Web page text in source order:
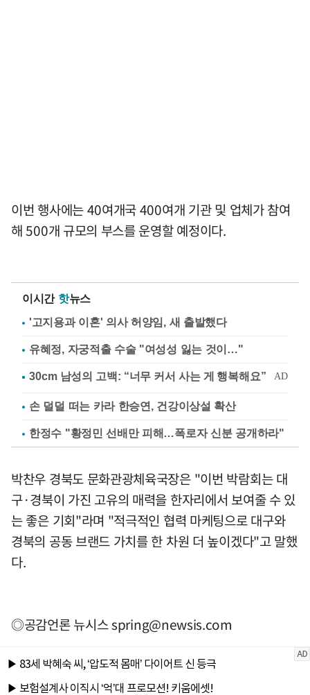
이번 행사에는 40여개국 400여개 기관 및 업체가 참여
해 500개 규모의 부스를 운영할 예정이다.
이시간 핫뉴스
'고지용과 이혼' 의사 허양임, 새 출발했다
유혜정, 자궁적출 수술 "여성성 잃는 것이…"
손 덜덜 떠는 카라 한승연, 건강이상설 확산
한정수 "황정민 선배만 피해…폭로자 신분 공개하라"
박찬우 경북도 문화관광체육국장은 "이번 박람회는 대
구·경북이 가진 고유의 매력을 한자리에서 보여줄 수 있
는 좋은 기회"라며 "적극적인 협력 마케팅으로 대구와
경북의 공동 브랜드 가치를 한 차원 더 높이겠다"고 말했
다.
◎공감언론 뉴시스spring@newsis.com